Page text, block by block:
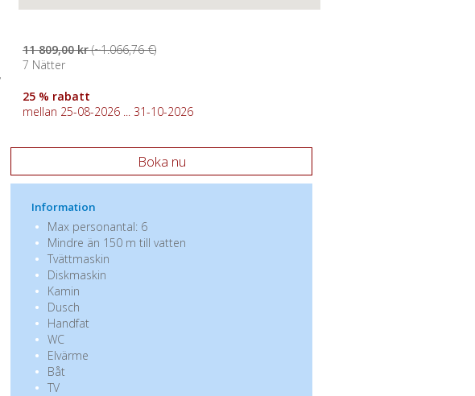
11 809,00 kr(~1.066,76 €)
7 Nätter
25 % rabatt
mellan 25-08-2026 ... 31-10-2026
Boka nu
Information
Max personantal: 6
Mindre än 150 m till vatten
Tvättmaskin
Diskmaskin
Kamin
Dusch
Handfat
WC
Elvärme
Båt
TV